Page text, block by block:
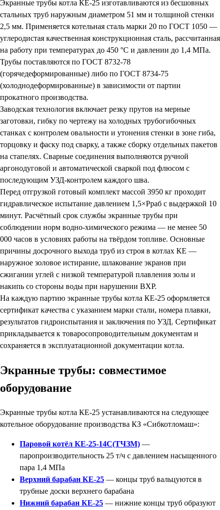
Экранные трубы котла КЕ-25 изготавливаются из бесшовных
стальных труб наружным диаметром 51 мм и толщиной стенки
2,5 мм. Применяется котельная сталь марки 20 по ГОСТ 1050 —
углеродистая качественная конструкционная сталь, рассчитанная
на работу при температурах до 450 °C и давлении до 1,4 МПа.
Трубы поставляются по ГОСТ 8732-78
(горячедеформированные) либо по ГОСТ 8734-75
(холоднодеформированные) в зависимости от партии
прокатного производства.
Заводская технология включает резку прутов на мерные
заготовки, гибку по чертежу на холодных трубогибочных
станках с контролем овальности и утонения стенки в зоне гиба,
торцовку и фаску под сварку, а также сборку отдельных пакетов
на стапелях. Сварные соединения выполняются ручной
аргонодуговой и автоматической сваркой под флюсом с
последующим УЗД-контролем каждого шва.
Перед отгрузкой готовый комплект массой 3950 кг проходит
гидравлическое испытание давлением 1,5×Рраб с выдержкой 10
минут. Расчётный срок службы экранные трубы при
соблюдении норм водно-химического режима — не менее 50
000 часов в условиях работы на твёрдом топливе. Основные
причины досрочного выхода труб из строя в котлах КЕ —
наружное золовое истирание, шлакование экранов при
сжигании углей с низкой температурой плавления золы и
накипь со стороны воды при нарушении ВХР.
На каждую партию экранные трубы котла КЕ-25 оформляется
сертификат качества с указанием марки стали, номера плавки,
результатов гидроиспытания и заключения по УЗД. Сертификат
прикладывается к товаросопроводительным документам и
сохраняется в эксплуатационной документации котла.
Экранные трубы: совместимое
оборудование
Экранные трубы котла КЕ-25 устанавливаются на следующее
котельное оборудование производства КЗ «Сибкотломаш»:
Паровой котёл КЕ-25-14С(ТЧЗМ) —
паропроизводительность 25 т/ч с давлением насыщенного
пара 1,4 МПа
Верхний барабан КЕ-25 — концы труб вальцуются в
трубные доски верхнего барабана
Нижний барабан КЕ-25 — нижние концы труб образуют